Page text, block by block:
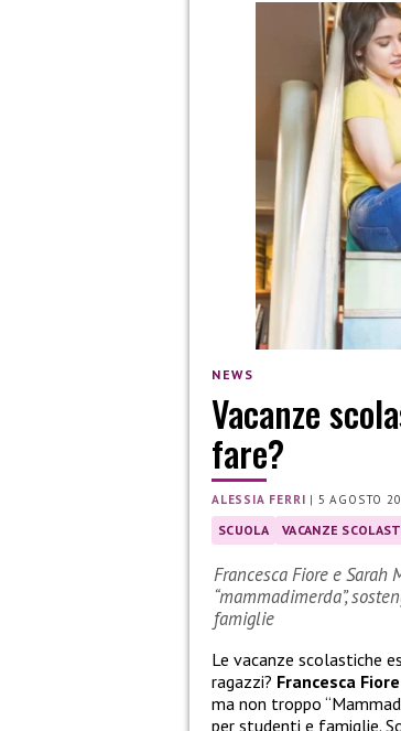
NEWS
Vacanze
fare?
ALESSIA FERRI | 5 AGOSTO
SCUOLA VACANZE
Francesca Fiore e
“mammadimerda”,
famiglie
Le vacanze scolastiche
ragazzi? Francesca Fiore
ma non troppo
per studenti e famiglie.